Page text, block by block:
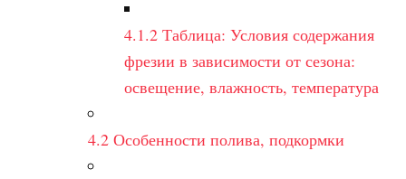
4.1.2 Таблица: Условия содержания
фрезии в зависимости от сезона:
освещение, влажность, температура
4.2 Особенности полива, подкормки